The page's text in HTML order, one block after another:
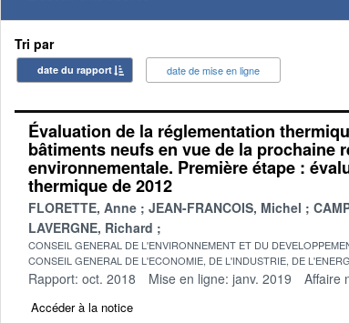
Tri par
date du rapport date de mise en ligne
Évaluation de la réglementation
bâtiments neufs en vue de la prochaine
environnementale. Première étape :
thermique de 2012
FLORETTE, Anne JEAN-FRANCOIS, Michel
LAVERGNE, Richard
CONSEIL GENERAL DE L'ENVIRONNEMENT ET DU
CONSEIL GENERAL DE L'ECONOMIE, DE L'INDUSTRIE, DE
Rapport: oct. 2018 Mise en ligne: janv. 2019 Affaire
Accéder à la notice